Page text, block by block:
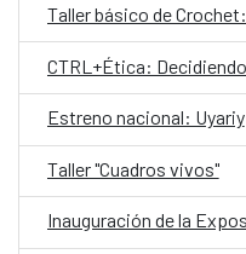
Taller básico de
CTRL+Ética:
Estreno nacional: Uyariy
Taller "Cuadros vivos"